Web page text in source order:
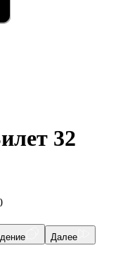
32
Далее